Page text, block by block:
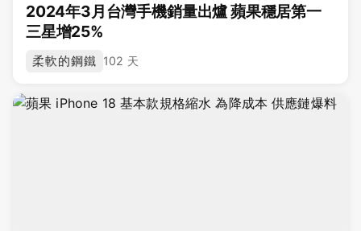
2024年3月台灣手機銷量出爐 蘋果穩居第一
三星增25%
柔軟的鋼鐵 102 天